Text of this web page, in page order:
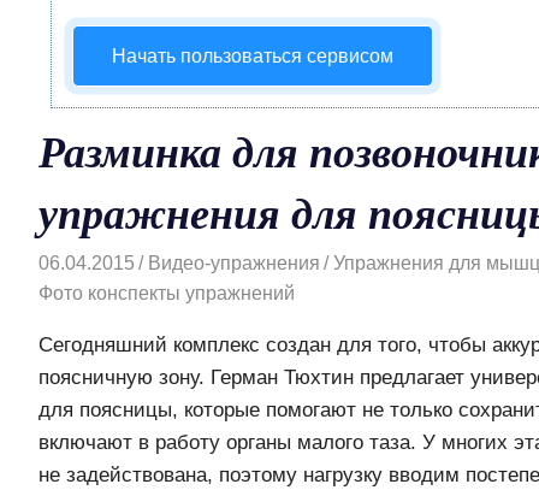
Начать пользоваться сервисом
Разминка для
упражнения для
06.04.2015 Видео-упражнения
Упражнения для
Фото конспекты упражнений
Сегодняшний комплекс создан для того, чтобы
поясничную зону. Герман Тюхтин предлагает
для поясницы, которые помогают не только
включают в работу органы малого таза. У многих
не задействована, поэтому нагрузку вводим